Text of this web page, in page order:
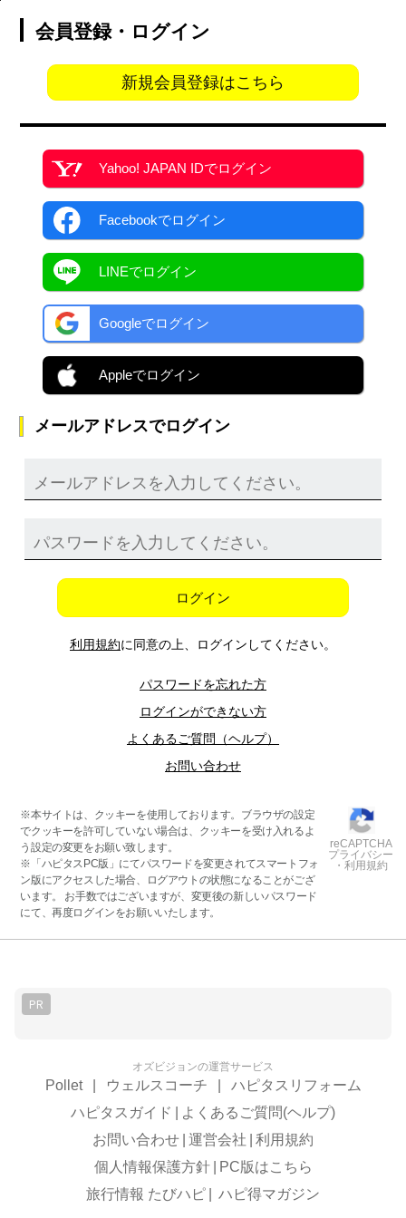
会員登録・ログイン
新規会員登録はこちら
Yahoo! JAPAN IDでログイン
Facebookでログイン
LINEでログイン
Googleでログイン
Appleでログイン
メールアドレスでログイン
ログイン
利用規約に同意の上、ログインしてください。
パスワードを忘れた方
ログインができない方
よくあるご質問（ヘルプ）
お問い合わせ
※本サイトは、クッキーを使用しております。ブラウザの設定
でクッキーを許可していない場合は、クッキーを受け入れるよ
う設定の変更をお願い致します。
※「ハピタスPC版」にてパスワードを変更されてスマートフォ
ン版にアクセスした場合、ログアウトの状態になることがござ
います。 お手数ではございますが、変更後の新しいパスワード
にて、再度ログインをお願いいたします。
reCAPTCHA
プライバシー
・利用規約
PR
オズビジョンの運営サービス
Pollet ウェルスコーチ
ハピタスリフォーム
ハピタスガイド
よくあるご質問(ヘルプ)
お問い合わせ 運営会社
利用規約
個人情報保護方針
PC版はこちら
旅行情報 たびハピ
ハピ得マガジン